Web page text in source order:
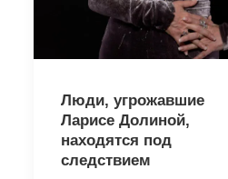
Люди, угрожавшие
Ларисе Долиной,
находятся под
следствием